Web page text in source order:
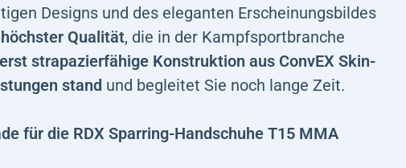
Designs und des eleganten Erscheinungsbildes
Qualität, die in der Kampfsportbranche
strapazierfähige Konstruktion aus ConvEX Skin-
stand und begleitet Sie noch lange Zeit.
für die RDX Sparring-Handschuhe T15 MMA